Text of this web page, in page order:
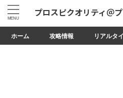
プロスピクオリティ＠
ホーム 攻略情報 リアルタ